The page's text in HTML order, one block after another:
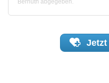
Bernuth abgegeben.
Jetzt